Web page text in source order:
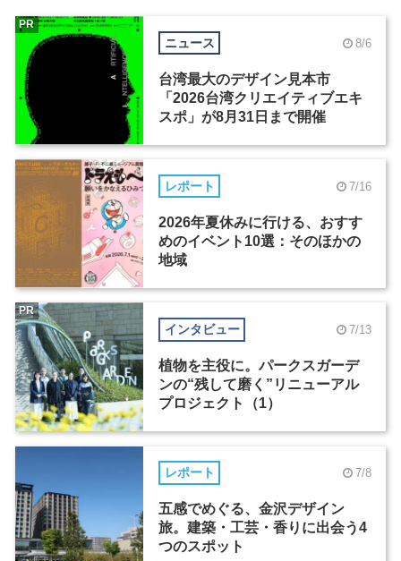
ニュース 8/6
台湾最大のデザイン見本市
「2026台湾クリエイティブエキ
スポ」が8月31日まで開催
PR
レポート 7/16
2026年夏休みに行ける、おすす
めのイベント10選：そのほかの
地域
インタビュー 7/13
植物を主役に。パークスガーデ
ンの“残して磨く”リニューアル
プロジェクト（1）
PR
レポート 7/8
五感でめぐる、金沢デザイン
旅。建築・工芸・香りに出会う4
つのスポット